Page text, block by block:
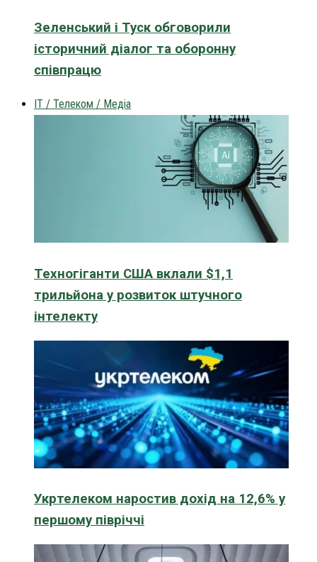
Зеленський і Туск обговорили
історичний діалог та оборонну
співпрацю
IT / Телеком / Медіа
Техногіганти США вклали $1,1
трильйона у розвиток штучного
інтелекту
Укртелеком наростив дохід на 12,6% у
першому півріччі